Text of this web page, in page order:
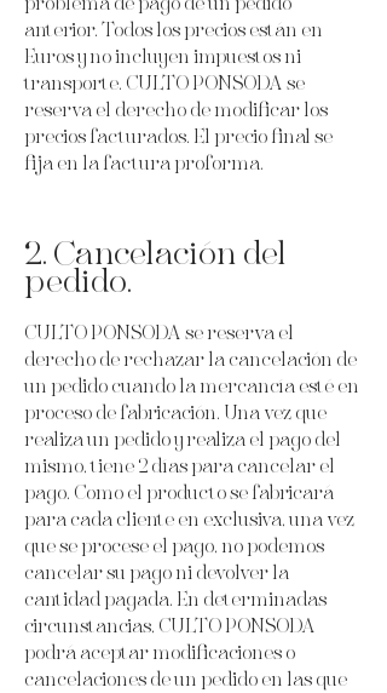
anterior. Todos los precios están en
Euros y no incluyen impuestos ni
transporte. CULTO PONSODA se
reserva el derecho de modificar los
precios facturados. El precio final se
fija en la factura proforma.
2. Cancelación del
pedido.
CULTO PONSODA se reserva el
derecho de rechazar la cancelación de
un pedido cuando la mercancía esté en
proceso de fabricación. Una vez que
realiza un pedido y realiza el pago del
mismo, tiene 2 días para cancelar el
pago. Como el producto se fabricará
para cada cliente en exclusiva, una vez
que se procese el pago, no podemos
cancelar su pago ni devolver la
cantidad pagada. En determinadas
circunstancias, CULTO PONSODA
podrá aceptar modificaciones o
cancelaciones de un pedido en las que